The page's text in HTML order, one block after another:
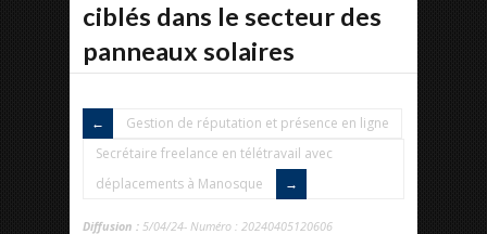
ciblés dans le secteur des
panneaux solaires
Gestion de réputation et présence en ligne
Secrétaire freelance en télétravail avec
déplacements à Manosque
Diffusion : 5/04/24- Numéro : 20240405120606